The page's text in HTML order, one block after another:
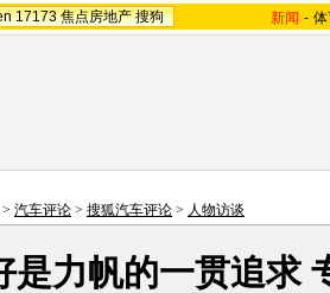
17173 焦点房地产 搜狗 新闻 -
> 汽车评论 > 搜狐汽车评论 > 人物访谈
是力帆的一贯追求